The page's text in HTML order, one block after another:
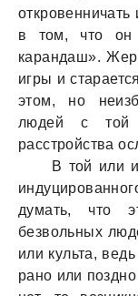
откровенничать
в том, что он
карандаш».
игры и
этом, но
людей с той
расстройства
В той или
думать, что
безвольных
или культа,
рано или